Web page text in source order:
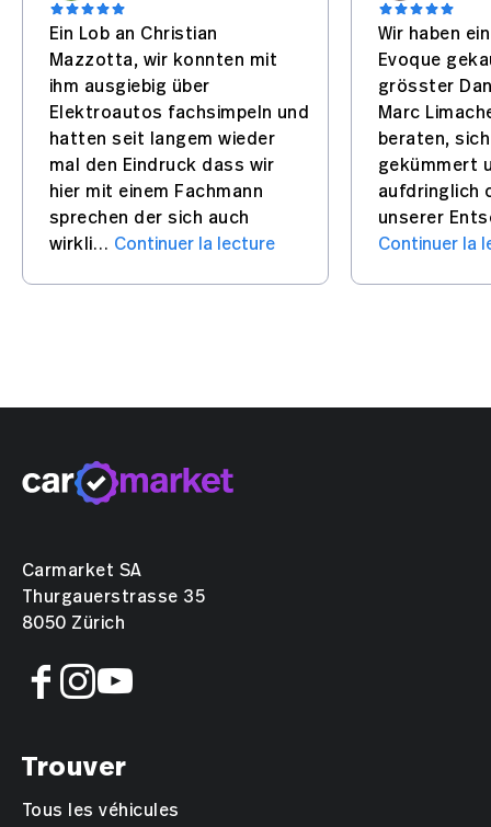
Ein Lob an Christian
Mazzotta, wir konnten mit
ihm ausgiebig über
Elektroautos fachsimpeln und
hatten seit langem wieder
mal den Eindruck dass wir
hier mit einem Fachmann
sprechen der sich auch
wirkli… Continuer la lecture
Wir haben
Evoque
grösster
Marc
beraten,
gekümmert
aufdringlich
unserer
Continuer la
Appeler
Claudio Cogliani
Carmarket SA
Thurgauerstrasse 35
8050 Zürich
Trouver
Tous les véhicules